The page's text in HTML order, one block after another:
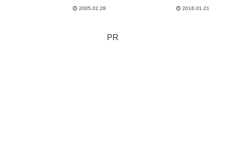
ただでさえ計算系苦手なのに！人
2005.02.28
ばゆきひめ】は老舗の五ツ星米マ
用...
2016.01.21
PR